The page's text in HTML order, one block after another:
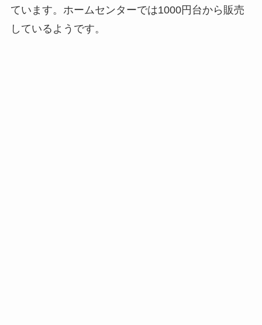
ています。ホームセンターでは1000円台から販売
しているようです。